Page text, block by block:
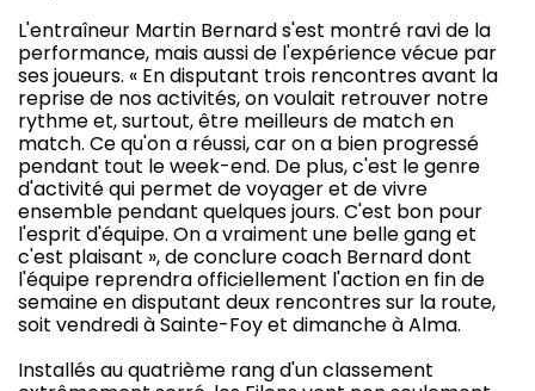
L'entraîneur Martin Bernard s'est montré ravi de la
performance, mais aussi de l'expérience vécue par
ses joueurs. « En disputant trois rencontres avant la
reprise de nos activités, on voulait retrouver notre
rythme et, surtout, être meilleurs de match en
match. Ce qu'on a réussi, car on a bien progressé
pendant tout le week-end. De plus, c'est le genre
d'activité qui permet de voyager et de vivre
ensemble pendant quelques jours. C'est bon pour
l'esprit d'équipe. On a vraiment une belle gang et
c'est plaisant », de conclure coach Bernard dont
l'équipe reprendra officiellement l'action en fin de
semaine en disputant deux rencontres sur la route,
soit vendredi à Sainte-Foy et dimanche à Alma.
Installés au quatrième rang d'un classement